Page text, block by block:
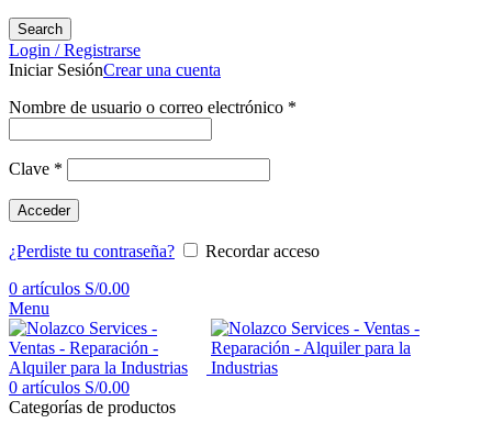
Search
Login / Registrarse
Iniciar SesiónCrear una cuenta
Nombre de usuario o correo electrónico *
Clave *
Acceder
¿Perdiste tu contraseña?
Recordar acceso
0 artículos S/0.00
Menu
0 artículos S/0.00
Categorías de productos